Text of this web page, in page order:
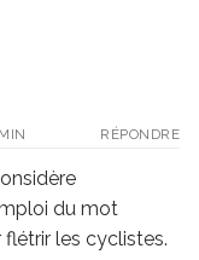
RÉPONDRE
du mot
flétrir les cyclistes.